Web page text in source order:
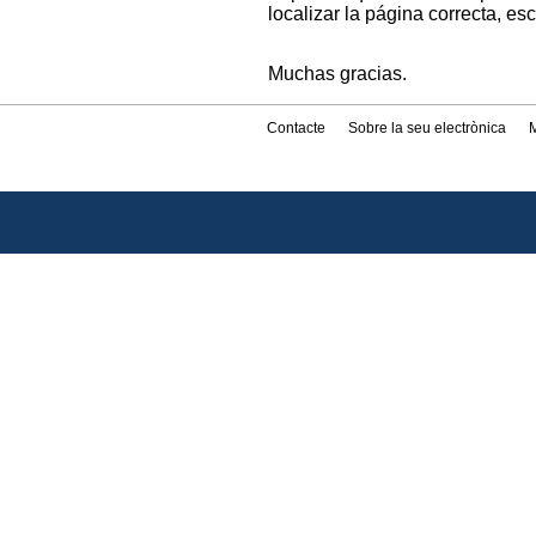
localizar la página correcta,
Muchas gracias.
Contacte Sobre la seu electrònica